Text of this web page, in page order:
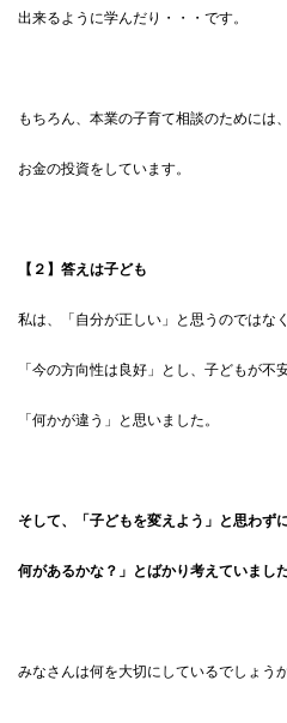
出来るように学んだり・・・です。
もちろん、本業の子育て相談のためには
お金の投資をしています。
【２】答えは子ども
私は、「自分が正しい」と思うのではな
「今の方向性は良好」とし、子どもが不
「何かが違う」と思いました。
そして、「子どもを変えよう」と思わず
何があるかな？」とばかり考えていました
みなさんは何を大切にしているでしょう